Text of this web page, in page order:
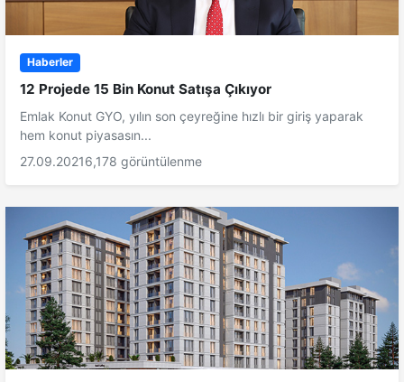
Haberler
12 Projede 15 Bin Konut Satışa Çıkıyor
Emlak Konut GYO, yılın son çeyreğine hızlı bir giriş yaparak
hem konut piyasasın...
27.09.20216,178 görüntülenme